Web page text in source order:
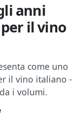
anni
il vino
come uno
il vino italiano -
i volumi.